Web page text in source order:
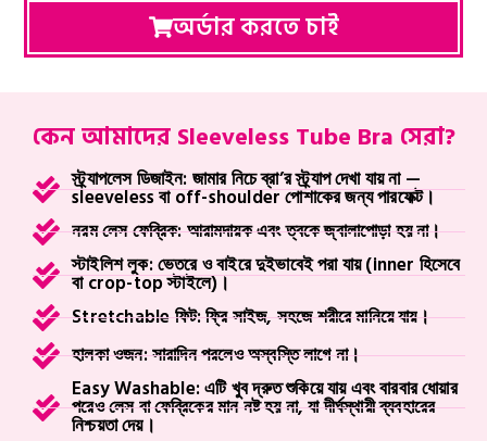
অর্ডার করতে চাই
কেন আমাদের Sleeveless Tube Bra সেরা?
স্ট্র্যাপলেস ডিজাইন: জামার নিচে ব্রা’র স্ট্র্যাপ দেখা যায় না —
sleeveless বা off-shoulder পোশাকের জন্য পারফেক্ট।
নরম লেস ফেব্রিক: আরামদায়ক এবং ত্বকে জ্বালাপোড়া হয় না।
স্টাইলিশ লুক: ভেতরে ও বাইরে দুইভাবেই পরা যায় (inner হিসেবে
বা crop-top স্টাইলে)।
Stretchable ফিট: ফ্রি সাইজ, সহজে শরীরে মানিয়ে যায়।
হালকা ওজন: সারাদিন পরলেও অস্বস্তি লাগে না।
Easy Washable: এটি খুব দ্রুত শুকিয়ে যায় এবং বারবার ধোয়ার
পরেও লেস বা ফেব্রিকের মান নষ্ট হয় না, যা দীর্ঘস্থায়ী ব্যবহারের
নিশ্চয়তা দেয়।